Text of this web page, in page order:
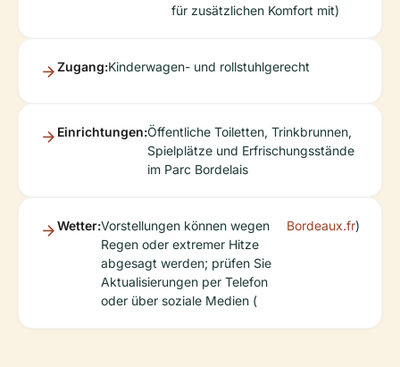
für zusätzlichen Komfort mit)
Zugang:Kinderwagen- und rollstuhlgerecht
Einrichtungen:Öffentliche Toiletten, Trinkbrunnen,
Spielplätze und Erfrischungsstände
im Parc Bordelais
Wetter:Vorstellungen können wegen
Regen oder extremer Hitze
abgesagt werden; prüfen Sie
Aktualisierungen per Telefon
oder über soziale Medien (
Bordeaux.fr)